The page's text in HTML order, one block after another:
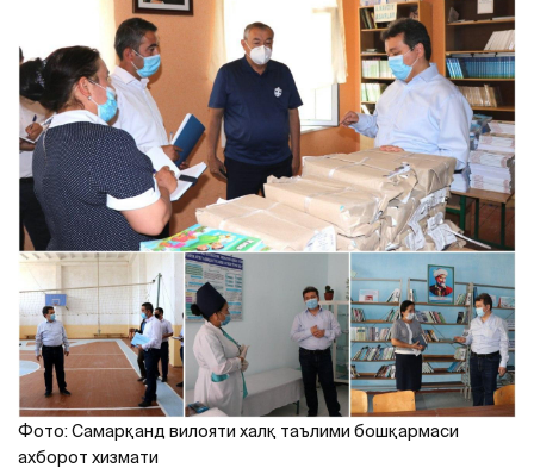
Фото: Самарқанд вилояти халқ таълими бошқармаси
ахборот хизмати